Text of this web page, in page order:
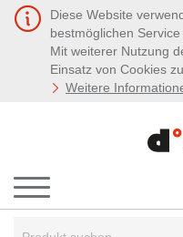
Diese Website
bestmöglichen
Mit weiterer Nutzung
Einsatz von Cookies zu.
Weitere
Menü